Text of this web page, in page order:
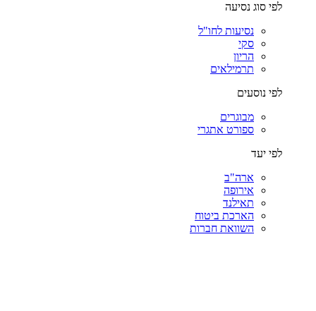
לפי סוג נסיעה
נסיעות לחו"ל
סקי
הריון
תרמילאים
לפי נוסעים
מבוגרים
ספורט אתגרי
לפי יעד
ארה"ב
אירופה
תאילנד
הארכת ביטוח
השוואת חברות